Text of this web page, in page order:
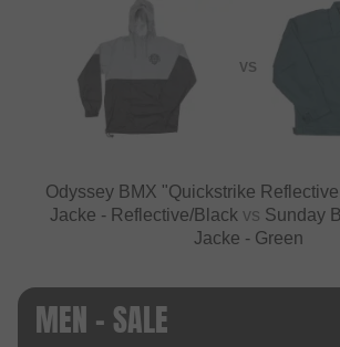
VS
Odyssey BMX "Quickstrike
Jacke - Reflective/Black vs Sunday
Jacke - Green
MEN - SALE